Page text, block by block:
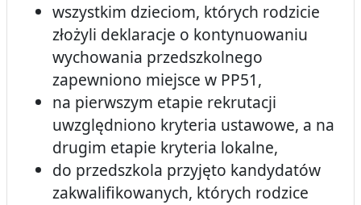
wszystkim dzieciom, których rodzicie
złożyli deklaracje o kontynuowaniu
wychowania przedszkolnego
zapewniono miejsce w PP51,
na pierwszym etapie rekrutacji
uwzględniono kryteria ustawowe, a na
drugim etapie kryteria lokalne,
do przedszkola przyjęto kandydatów
zakwalifikowanych, których rodzice